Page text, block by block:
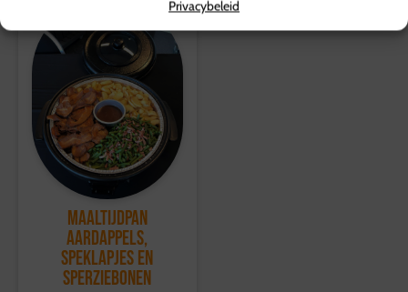
Privacybeleid
Maaltijdpan
Aardappels,
speklapjes en
sperziebonen